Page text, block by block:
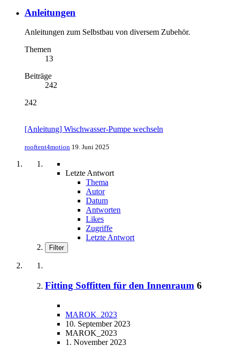
Anleitungen
Anleitungen zum Selbstbau von diversem Zubehör.
Themen
13
Beiträge
242
242
[Anleitung] Wischwasser-Pumpe wechseln
rooftent4motion 19. Juni 2025
Letzte Antwort
Thema
Autor
Datum
Antworten
Likes
Zugriffe
Letzte Antwort
Filter
Fitting Soffitten für den Innenraum 6
MAROK_2023
10. September 2023
MAROK_2023
1. November 2023